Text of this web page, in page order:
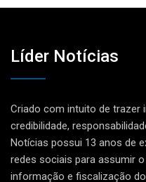
Líder Notícias
Criado com intuito de
credibilidade,
Notícias possui 13 anos de
redes sociais para assumir
informação e fiscalização